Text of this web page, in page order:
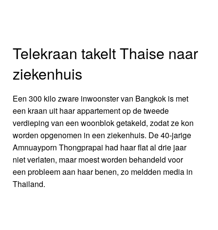
Telekraan takelt Thaise naar
ziekenhuis
Een 300 kilo zware inwoonster van Bangkok is met
een kraan uit haar appartement op de tweede
verdieping van een woonblok getakeld, zodat ze kon
worden opgenomen in een ziekenhuis. De 40-jarige
Amnuayporn Thongprapai had haar flat al drie jaar
niet verlaten, maar moest worden behandeld voor
een probleem aan haar benen, zo meldden media in
Thailand.